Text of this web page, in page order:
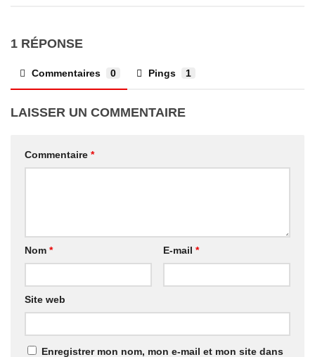
1 RÉPONSE
Commentaires 0 Pings 1
LAISSER UN COMMENTAIRE
Commentaire *
Nom * E-mail *
Site web
Enregistrer mon nom, mon e-mail et mon site dans